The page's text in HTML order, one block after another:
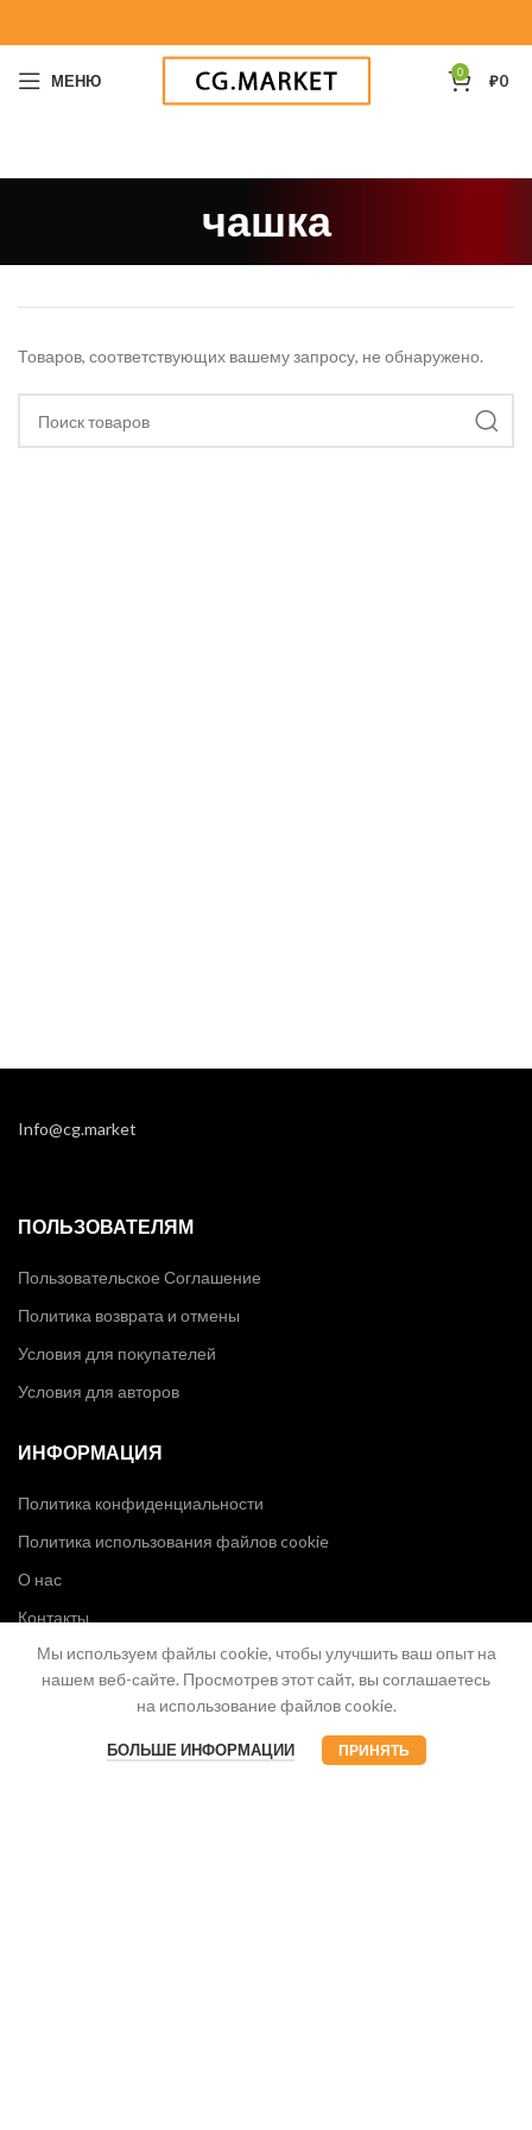
МЕНЮ 0 ₽0
чашка
Товаров, соответствующих вашему запросу, не обнаружено.
Info@cg.market
ПОЛЬЗОВАТЕЛЯМ
Пользовательское Соглашение
Политика возврата и отмены
Условия для покупателей
Условия для авторов
ИНФОРМАЦИЯ
Политика конфиденциальности
Политика использования файлов cookie
О нас
Контакты
Мы используем файлы cookie, чтобы улучшить ваш опыт на
нашем веб-сайте. Просмотрев этот сайт, вы соглашаетесь
на использование файлов cookie.
БОЛЬШЕ ИНФОРМАЦИИ ПРИНЯТЬ